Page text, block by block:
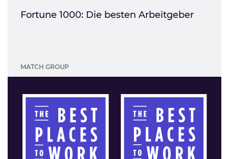
Fortune 1000: Die besten Arbeitgeber
MATCH GROUP